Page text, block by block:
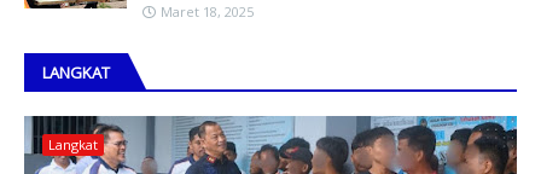
Maret 18, 2025
LANGKAT
Langkat